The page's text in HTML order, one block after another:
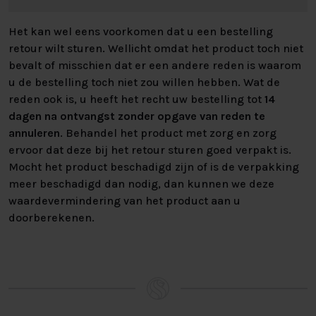
Bij de Jazz Lounge boxspring heeft u de keuze uit
verschillende potensets. zo kiest u de set die het beste bij
uw perfecte boxspring past! De poten zijn 12cm hoog.
HET HOOFDBORD
Deze boxspring is uitgevoerd met een strak
gecapitonneerd hoofdbord. Het strakke, moderne design
zorgt ervoor dat deze tijdloze boxspring direct thuis is in
iedere slaapkamer. Het hoofdbord is circa 115cm hoog en
circa 10cm dik.
Het kan wel eens voorkomen dat u een bestelling
retour wilt sturen. Wellicht omdat het product toch niet
bevalt of misschien dat er een andere reden is waarom
u de bestelling toch niet zou willen hebben. Wat de
reden ook is, u heeft het recht uw bestelling tot 14
dagen na ontvangst zonder opgave van reden te
annuleren. Behandel het product met zorg en zorg
ervoor dat deze bij het retour sturen goed verpakt is.
Mocht het product beschadigd zijn of is de verpakking
meer beschadigd dan nodig, dan kunnen we deze
waardevermindering van het product aan u
doorberekenen.